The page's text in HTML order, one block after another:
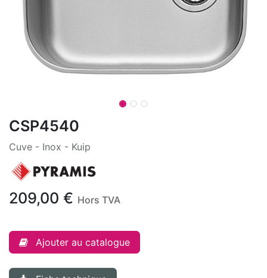
CSP4540
Cuve - Inox - Kuip
209,00 € Hors TVA
Ajouter au catalogue